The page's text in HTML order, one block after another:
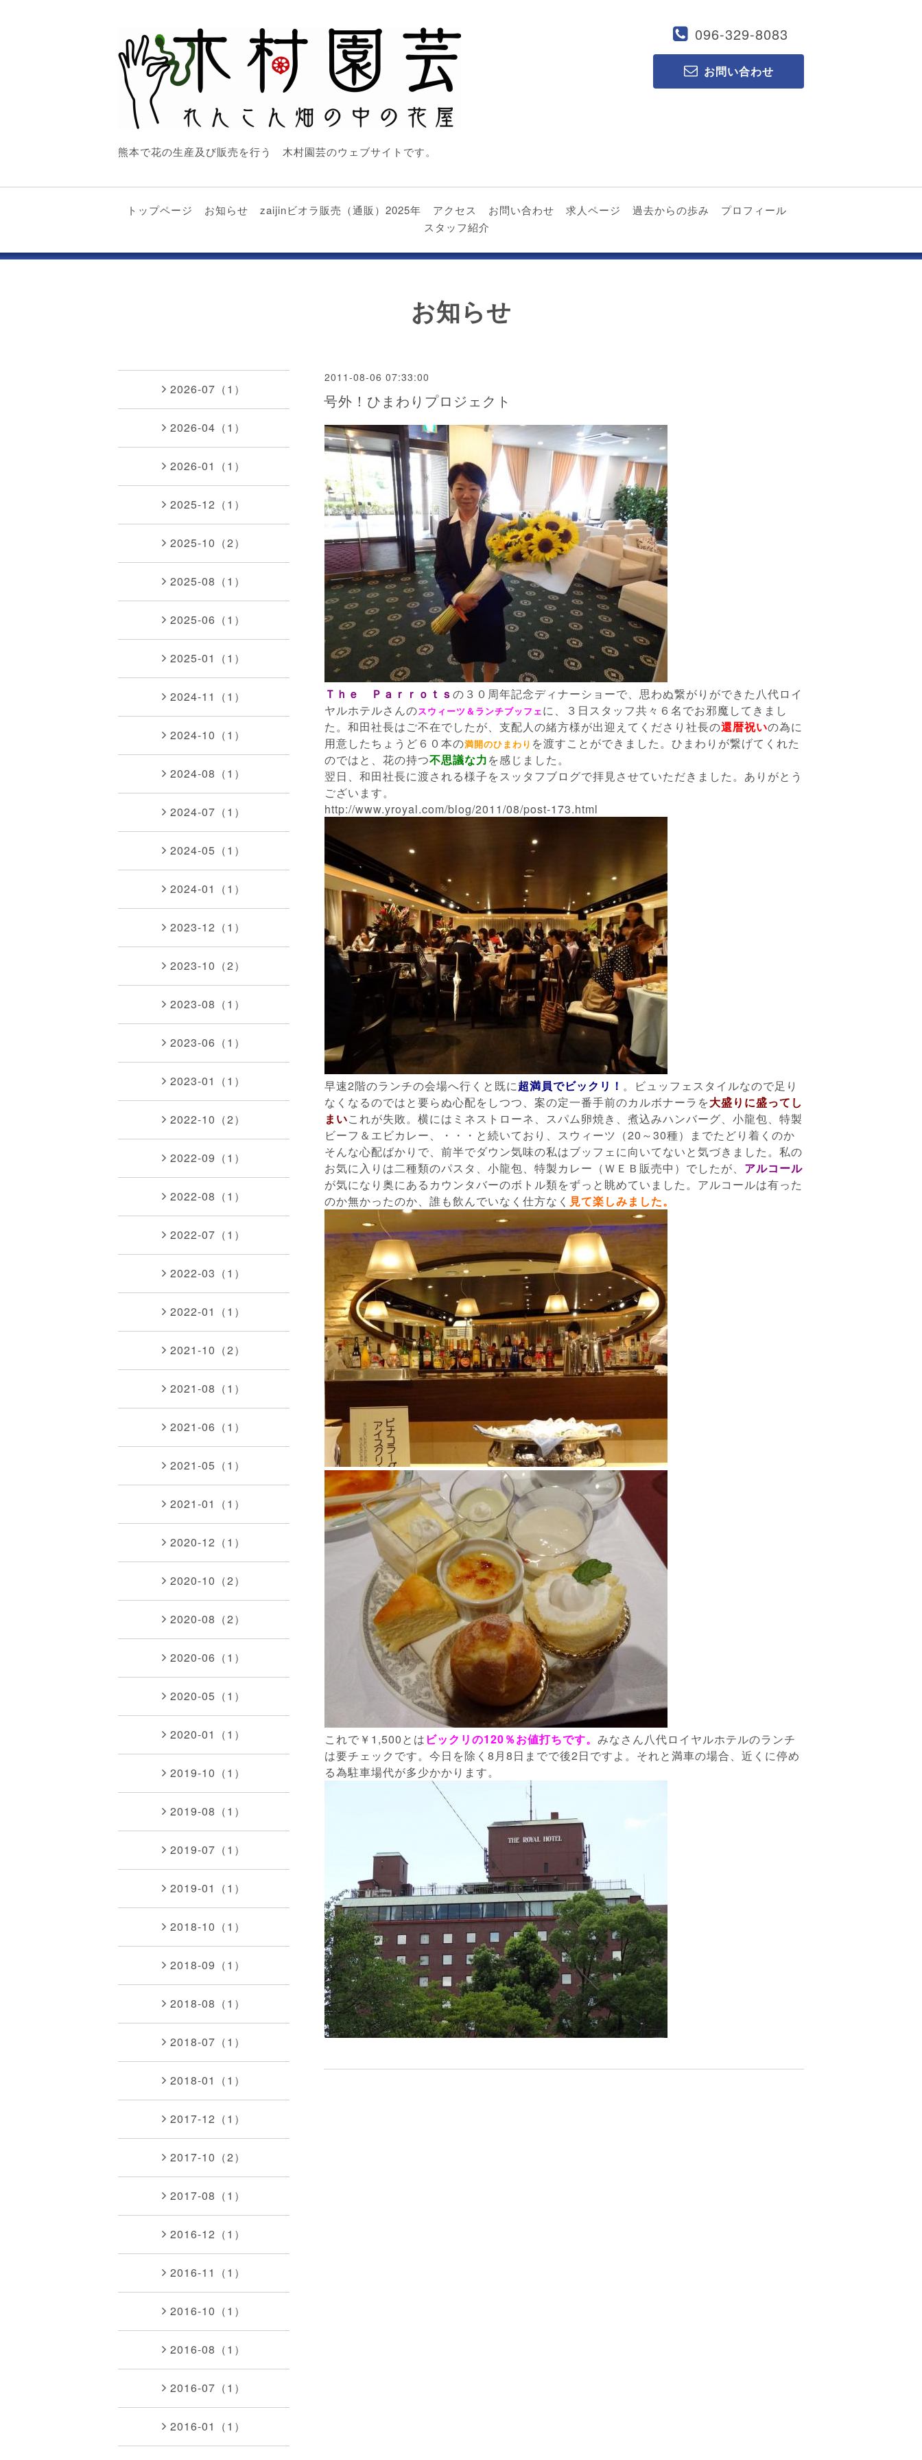
096-329-8083
お問い合わせ
熊本で花の生産及び販売を行う 木村園芸のウェブサイトです。
トップページ お知らせ zaijinビオラ販売（通販）2025年 アクセス お問い合わせ 求人ページ 過去からの歩み
プロフィール
スタッフ紹介
お知らせ
2011-08-06 07:33:00
号外！ひまわりプロジェクト
Ｔｈｅ Ｐａｒｒｏｔｓ の３０周年記念ディナーショーで、思わぬ繋がりができた八代ロイ
ヤルホテルさんのスウィーツ＆ランチブッフェに、３日スタッフ共々６名でお邪魔してきまし
た。和田社長はご不在でしたが、支配人の緒方様が出迎えてくださり社長の還暦祝いの為に
用意したちょうど６０本の満開のひまわり を渡すことができました。ひまわりが繋げてくれた
のではと、花の持つ不思議な力を感じました。
翌日、和田社長に渡される様子をスッタフブログで拝見させていただきました。ありがとう
ございます。
http://www.yroyal.com/blog/2011/08/post-173.html
早速2階のランチの会場へ行くと既に超満員でビックリ！ 。ビュッフェスタイルなので足り
なくなるのではと要らぬ心配をしつつ、案の定一番手前のカルボナーラを大盛りに盛ってし
まいこれが失敗。横にはミネストローネ、スパム卵焼き、煮込みハンバーグ、小龍包、特製
ビーフ＆エビカレー、・・・と続いており、スウィーツ（20～30種）までたどり着くのか
そんな心配ばかりで、前半でダウン気味の私はブッフェに向いてないと気づきました。私の
お気に入りは二種類のパスタ、小龍包、特製カレー（ＷＥＢ販売中）でしたが、 アルコール
が気になり奥にあるカウンタバーのボトル類をずっと眺めていました。アルコールは有った
のか無かったのか、誰も飲んでいなく仕方なく 見て楽しみました。
これで￥1,500とは ビックリの120％お値打ちです。 みなさん八代ロイヤルホテルのランチ
は要チェックです。今日を除く8月8日までで後2日ですよ。それと満車の場合、近くに停め
る為駐車場代が多少かかります。
2026-07（1）
2026-04（1）
2026-01（1）
2025-12（1）
2025-10（2）
2025-08（1）
2025-06（1）
2025-01（1）
2024-11（1）
2024-10（1）
2024-08（1）
2024-07（1）
2024-05（1）
2024-01（1）
2023-12（1）
2023-10（2）
2023-08（1）
2023-06（1）
2023-01（1）
2022-10（2）
2022-09（1）
2022-08（1）
2022-07（1）
2022-03（1）
2022-01（1）
2021-10（2）
2021-08（1）
2021-06（1）
2021-05（1）
2021-01（1）
2020-12（1）
2020-10（2）
2020-08（2）
2020-06（1）
2020-05（1）
2020-01（1）
2019-10（1）
2019-08（1）
2019-07（1）
2019-01（1）
2018-10（1）
2018-09（1）
2018-08（1）
2018-07（1）
2018-01（1）
2017-12（1）
2017-10（2）
2017-08（1）
2016-12（1）
2016-11（1）
2016-10（1）
2016-08（1）
2016-07（1）
2016-01（1）